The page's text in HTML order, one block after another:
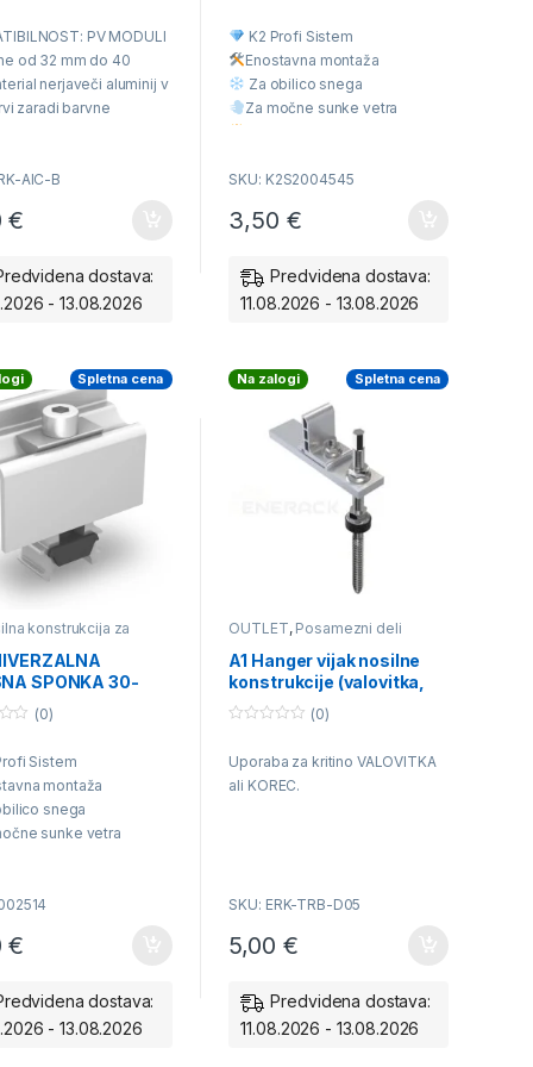
PV MODULI
od 32 mm do 40
nerjaveči aluminij v
zaradi barvne
AIC-B
€
dostava:
- 13.08.2026
Posamezni deli nosilne
konstrukcije
u
t
o
f
5
K2 Profi Sistem
Enostavna montaža
Za obilico snega
Za močne sunke vetra
SKU: K2S2004545
3,50 €
Predvidena dostava:
11.08.2026 - 13.08.2026
Spletna cena
konstrukcija za
K2 Nosilna
za opečno kritino
strešnik,K2 Nosilna
za Trapezno
kritino
nosilna konstrukcija
deli nosilne
SPONKA 30-
SREBRNA 2002514
(0)
Sistem
montaža
snega
sunke vetra
€
dostava:
- 13.08.2026
Na zalogi Spletna cena
OUTLET, Posamezni deli
nosilne konstrukcije
A1 Hanger vijak nosilne
konstrukcije (valovitka,
korec) Odprodaja
u
o
(0)
Uporaba za kritino VALOVITKA
ali KOREC.
SKU: ERK-TRB-D05
5,00 €
Predvidena dostava:
11.08.2026 - 13.08.2026